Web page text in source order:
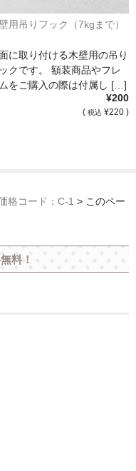
用吊りフック（7kgまで）
に取り付ける木壁用の吊り
クです。 額装商品やフレ
をご購入の際は付属し […]
¥200
( 税込 ¥220 )
格コード：C-1 > このペー
料！